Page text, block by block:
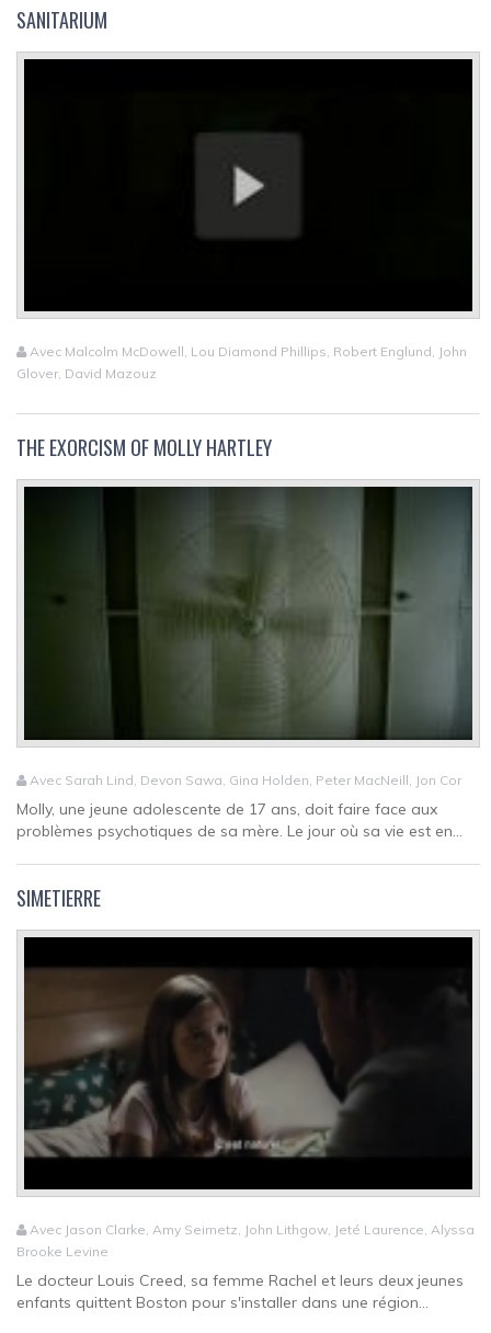
SANITARIUM
Avec Malcolm McDowell, Lou Diamond Phillips, Robert Englund, John
Glover, David Mazouz
THE EXORCISM OF MOLLY HARTLEY
Avec Sarah Lind, Devon Sawa, Gina Holden, Peter MacNeill, Jon Cor
Molly, une jeune adolescente de 17 ans, doit faire face aux
problèmes psychotiques de sa mère. Le jour où sa vie est en...
SIMETIERRE
Avec Jason Clarke, Amy Seimetz, John Lithgow, Jeté Laurence, Alyssa
Brooke Levine
Le docteur Louis Creed, sa femme Rachel et leurs deux jeunes
enfants quittent Boston pour s'installer dans une région...